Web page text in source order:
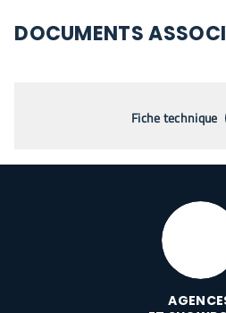
DOCUMENTS
Fiche technique